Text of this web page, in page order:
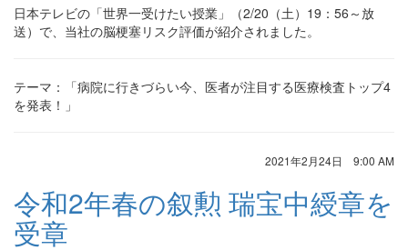
日本テレビの「世界一受けたい授業」（2/20（土）19：56～放
送）で、当社の脳梗塞リスク評価が紹介されました。
テーマ：「病院に行きづらい今、医者が注目する医療検査トップ4
を発表！」
2021年2月24日 9:00 AM
令和2年春の叙勲 瑞宝中綬章を
受章